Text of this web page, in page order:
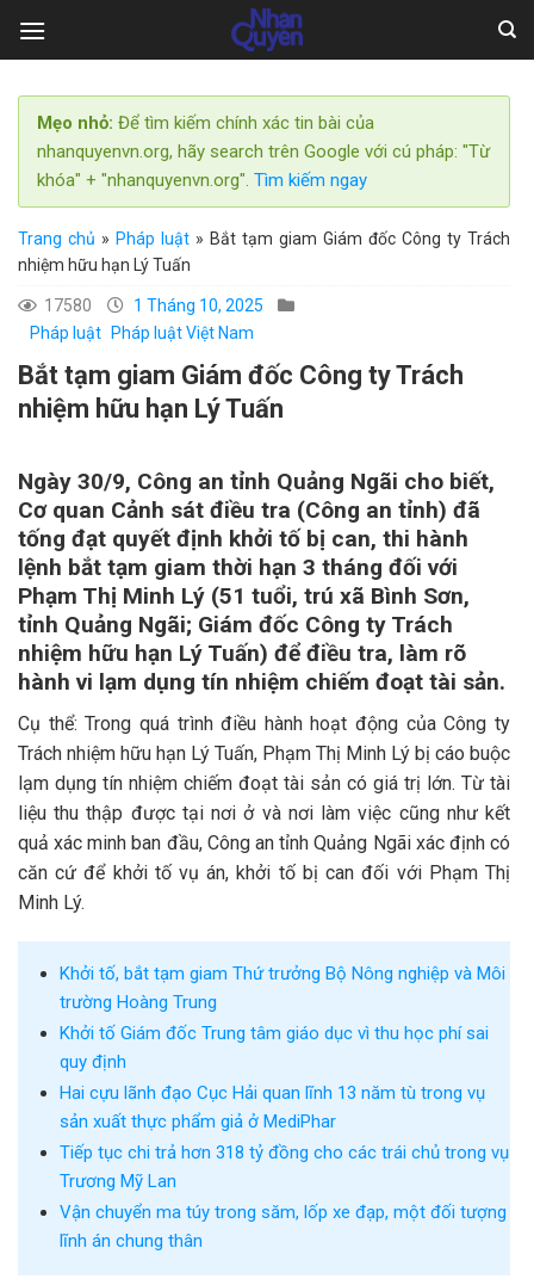
Mẹo nhỏ: Để tìm kiếm chính xác tin bài của
nhanquyenvn.org, hãy search trên Google với cú pháp: "Từ
khóa" + "nhanquyenvn.org". Tìm kiếm ngay
Trang chủ » Pháp luật » Bắt tạm giam Giám đốc Công ty Trách
nhiệm hữu hạn Lý Tuấn
17580
1 Tháng 10, 2025
Pháp luật
Pháp luật Việt Nam
Bắt tạm giam Giám đốc Công ty Trách
nhiệm hữu hạn Lý Tuấn
Ngày 30/9, Công an tỉnh Quảng Ngãi cho biết,
Cơ quan Cảnh sát điều tra (Công an tỉnh) đã
tống đạt quyết định khởi tố bị can, thi hành
lệnh bắt tạm giam thời hạn 3 tháng đối với
Phạm Thị Minh Lý (51 tuổi, trú xã Bình Sơn,
tỉnh Quảng Ngãi; Giám đốc Công ty Trách
nhiệm hữu hạn Lý Tuấn) để điều tra, làm rõ
hành vi lạm dụng tín nhiệm chiếm đoạt tài sản.
Cụ thể: Trong quá trình điều hành hoạt động của Công ty
Trách nhiệm hữu hạn Lý Tuấn, Phạm Thị Minh Lý bị cáo buộc
lạm dụng tín nhiệm chiếm đoạt tài sản có giá trị lớn. Từ tài
liệu thu thập được tại nơi ở và nơi làm việc cũng như kết
quả xác minh ban đầu, Công an tỉnh Quảng Ngãi xác định có
căn cứ để khởi tố vụ án, khởi tố bị can đối với Phạm Thị
Minh Lý.
Khởi tố, bắt tạm giam Thứ trưởng Bộ Nông nghiệp và Môi
trường Hoàng Trung
Khởi tố Giám đốc Trung tâm giáo dục vì thu học phí sai
quy định
Hai cựu lãnh đạo Cục Hải quan lĩnh 13 năm tù trong vụ
sản xuất thực phẩm giả ở MediPhar
Tiếp tục chi trả hơn 318 tỷ đồng cho các trái chủ trong vụ
Trương Mỹ Lan
Vận chuyển ma túy trong săm, lốp xe đạp, một đối tượng
lĩnh án chung thân